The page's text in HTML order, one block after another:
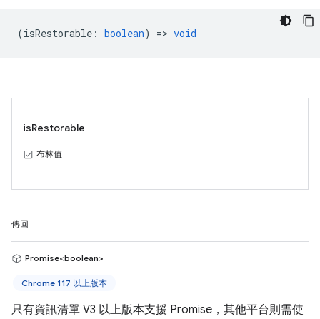
(isRestorable : boolean) => void
isRestorable
布林值
傳回
Promise<boolean>
Chrome 117 以上版本
只有資訊清單 V3 以上版本支援 Promise，其他平台則需使